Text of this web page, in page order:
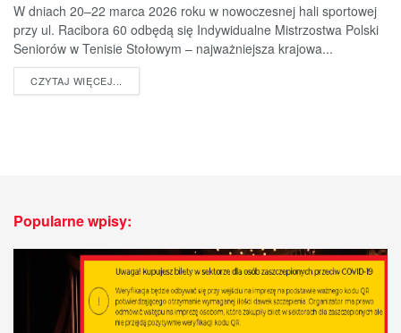
W dniach 20–22 marca 2026 roku w nowoczesnej hali sportowej
przy ul. Racibora 60 odbędą się Indywidualne Mistrzostwa Polski
Seniorów w Tenisie Stołowym – najważniejsza krajowa...
CZYTAJ WIĘCEJ...
Popularne wpisy: